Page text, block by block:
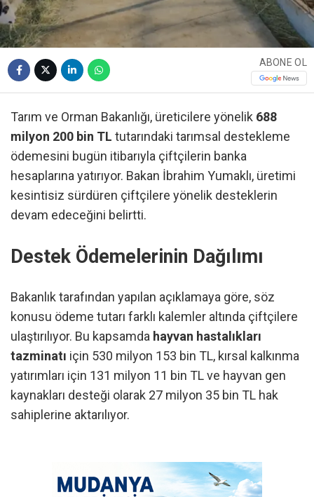
ABONE OL
Tarım ve Orman Bakanlığı, üreticilere yönelik 688
milyon 200 bin TL tutarındaki tarımsal destekleme
ödemesini bugün itibarıyla çiftçilerin banka
hesaplarına yatırıyor. Bakan İbrahim Yumaklı, üretimi
kesintisiz sürdüren çiftçilere yönelik desteklerin
devam edeceğini belirtti.
Destek Ödemelerinin Dağılımı
Bakanlık tarafından yapılan açıklamaya göre, söz
konusu ödeme tutarı farklı kalemler altında çiftçilere
ulaştırılıyor. Bu kapsamda hayvan hastalıkları
tazminatı için 530 milyon 153 bin TL, kırsal kalkınma
yatırımları için 131 milyon 11 bin TL ve hayvan gen
kaynakları desteği olarak 27 milyon 35 bin TL hak
sahiplerine aktarılıyor.